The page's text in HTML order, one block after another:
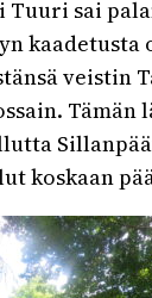
sai
kaadetusta
veistin
Tämän
koskaan